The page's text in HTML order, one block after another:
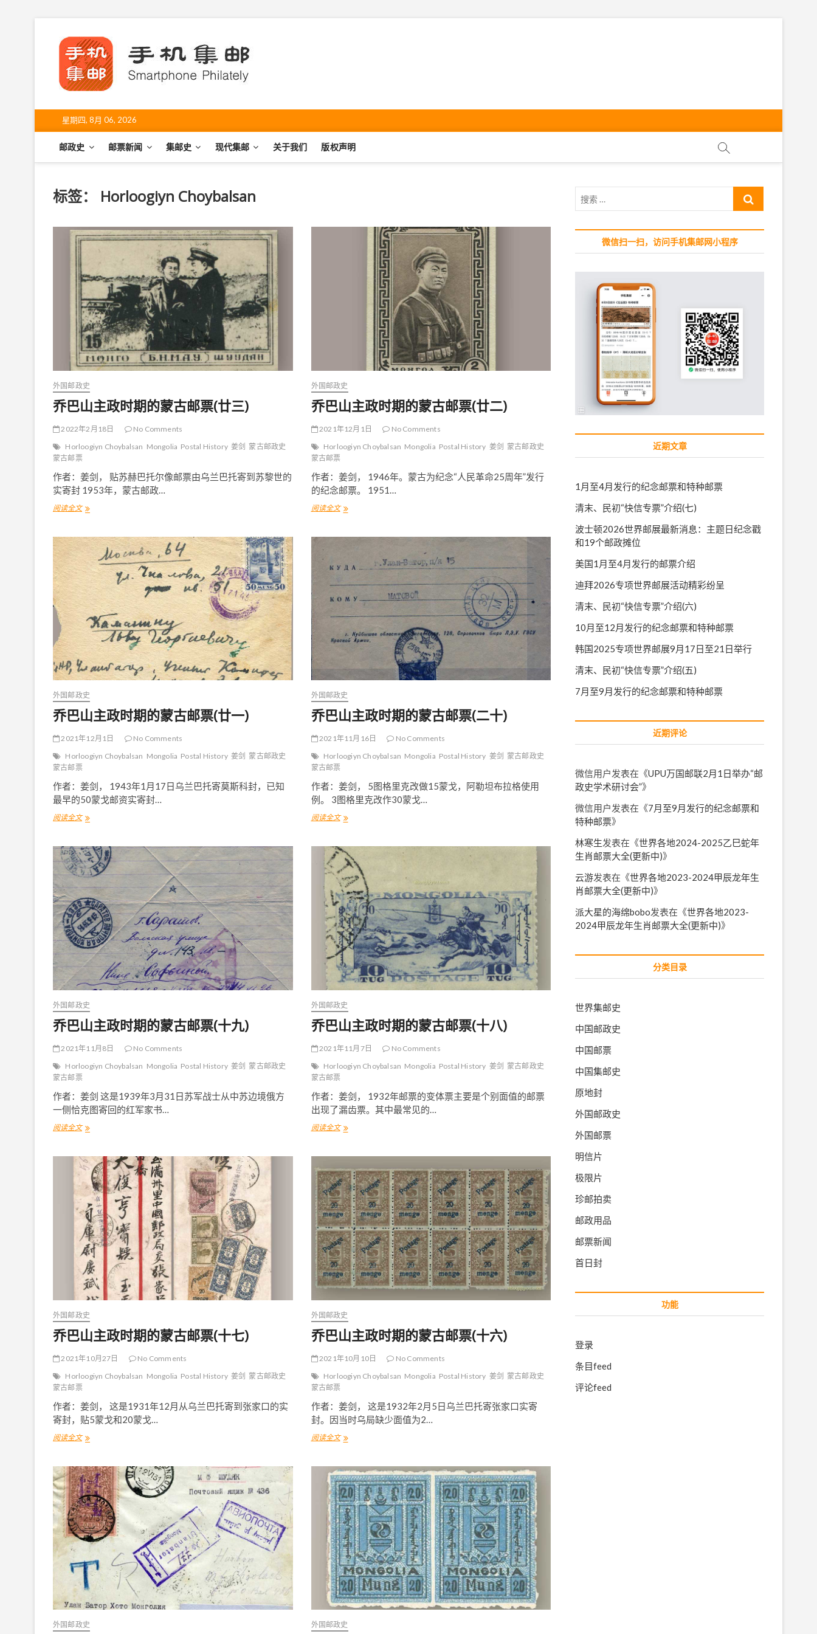
n
星期四, 8月 06, 2026
邮政史 邮票新闻 集邮史 现代集邮 关于我们 版权声明
标签： Horloogiyn Choybalsan
外国邮政史
乔巴山主政时期的蒙古邮票(廿三)
2022年2月18日
No Comments
Horloogiyn Choybalsan Mongolia Postal History 姜剑 蒙古邮政史
蒙古邮票
作者：姜剑， 贴苏赫巴托尔像邮票由乌兰巴托寄到苏黎世的
实寄封 1953年，蒙古邮政…
阅读全文乔
主
政
期
蒙
古
邮
廿
三
)
外国邮政史
乔巴山主政时期的蒙古邮票(廿二)
2021年12月1日
No Comments
Horloogiyn Choybalsan Mongolia Postal History 姜剑 蒙古邮政史
蒙古邮票
作者：姜剑， 1946年。蒙古为纪念“人民革命25周年”发行
的纪念邮票。 1951…
阅读全文乔
期
的
蒙
邮
(
外国邮政史
乔巴山主政时期的蒙古邮票(廿一)
2021年12月1日
No Comments
Horloogiyn Choybalsan Mongolia Postal History 姜剑 蒙古邮政史
蒙古邮票
作者：姜剑， 1943年1月17日乌兰巴托寄莫斯科封，已知
最早的50蒙戈邮资实寄封…
阅读全文乔
主
政
时
的
蒙
古
邮
票
(
廿
)
外国邮政史
乔巴山主政时期的蒙古邮票(二十)
2021年11月16日
No Comments
Horloogiyn Choybalsan Mongolia Postal History 姜剑 蒙古邮政史
蒙古邮票
作者：姜剑， 5图格里克改做15蒙戈，阿勒坦布拉格使用
例。 3图格里克改作30蒙戈…
阅读全文乔
主
政
时
期
的
蒙
古
邮
票
(
二
十
)
外国邮政史
乔巴山主政时期的蒙古邮票(十九)
2021年11月8日
No Comments
Horloogiyn Choybalsan Mongolia Postal History 姜剑 蒙古邮政史
蒙古邮票
作者：姜剑 这是1939年3月31日苏军战士从中苏边境俄方
一侧恰克图寄回的红军家书…
阅读全文乔
主
政
时
的
蒙
古
邮
票
十
九
)
外国邮政史
乔巴山主政时期的蒙古邮票(十八)
2021年11月7日
No Comments
Horloogiyn Choybalsan Mongolia Postal History 姜剑 蒙古邮政史
蒙古邮票
作者：姜剑， 1932年邮票的变体票主要是个别面值的邮票
出现了漏齿票。其中最常见的…
阅读全文乔
政
时
期
的
蒙
古
邮
票
(
十
八
外国邮政史
乔巴山主政时期的蒙古邮票(十七)
2021年10月27日
No Comments
Horloogiyn Choybalsan Mongolia Postal History 姜剑 蒙古邮政史
蒙古邮票
作者：姜剑， 这是1931年12月从乌兰巴托寄到张家口的实
寄封，贴5蒙戈和20蒙戈…
阅读全文乔
主
政
时
期
的
蒙
古
(
十
七
外国邮政史
乔巴山主政时期的蒙古邮票(十六)
2021年10月10日
No Comments
Horloogiyn Choybalsan Mongolia Postal History 姜剑 蒙古邮政史
蒙古邮票
作者：姜剑， 这是1932年2月5日乌兰巴托寄张家口实寄
封。因当时乌局缺少面值为2…
阅读全文乔
主
政
时
期
的
蒙
古
邮
票
(
十
六
)
外国邮政史 外国邮政史
微信扫一扫，访问手机集邮网小程序
近期文章
1月至4月发行的纪念邮票和特种邮票
清末、民初“快信专票”介绍(七)
波士顿2026世界邮展最新消息：主题日纪念戳
和19个邮政摊位
美国1月至4月发行的邮票介绍
迪拜2026专项世界邮展活动精彩纷呈
清末、民初“快信专票”介绍(六)
10月至12月发行的纪念邮票和特种邮票
韩国2025专项世界邮展9月17日至21日举行
清末、民初“快信专票”介绍(五)
7月至9月发行的纪念邮票和特种邮票
近期评论
微信用户 发表在《UPU万国邮联2月1日举办“邮
政史学术研讨会”》
微信用户 发表在《7月至9月发行的纪念邮票和
特种邮票》
林寒生发表在《世界各地2024-2025乙巳蛇年
生肖邮票大全(更新中)》
云游发表在《世界各地2023-2024甲辰龙年生
肖邮票大全(更新中)》
派大星的海绵bobo发表在《世界各地2023-
2024甲辰龙年生肖邮票大全(更新中)》
分类目录
世界集邮史
中国邮政史
中国邮票
中国集邮史
原地封
外国邮政史
外国邮票
明信片
极限片
珍邮拍卖
邮政用品
邮票新闻
首日封
功能
登录
条目feed
评论feed